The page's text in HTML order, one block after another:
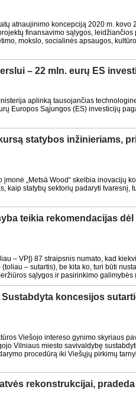
atnaujinimo koncepciją 2020 m. kovo
finansavimo sąlygos,
mokslo, socialinės apsaugos,
– 22 mln. eurų ES
aplinką tausojančias
Europos Sąjungos (ES) investicijų
statybos inžinieriams,
„Metsä Wood“ skelbia inovacijų
kaip statybų sektorių padaryti tvaresnį,
teikia rekomendacijas
– VPĮ) 87 straipsnis numato, kad
– sutartis), be kita ko, turi būti
sąlygos ir pasirinkimo galimybės
koncesijos
Viešojo intereso gynimo skyriaus
Vilniaus miesto savivaldybę
procedūrą iki Viešųjų pirkimų
rekonstrukcijai,